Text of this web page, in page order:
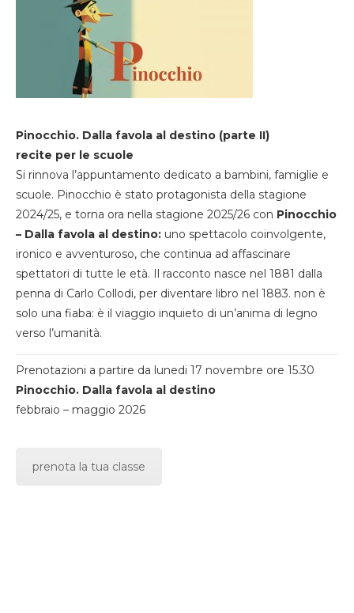
Pinocchio. Dalla favola al destino (parte II)
recite per le scuole
Si rinnova l’appuntamento dedicato a bambini, famiglie e
scuole. Pinocchio è stato protagonista della stagione
2024/25, e torna ora nella stagione 2025/26 con Pinocchio
– Dalla favola al destino: uno spettacolo coinvolgente,
ironico e avventuroso, che continua ad affascinare
spettatori di tutte le età. Il racconto nasce nel 1881 dalla
penna di Carlo Collodi, per diventare libro nel 1883. non è
solo una fiaba: è il viaggio inquieto di un’anima di legno
verso l’umanità.
Prenotazioni a partire da lunedi 17 novembre ore 15.30
Pinocchio. Dalla favola al destino
febbraio – maggio 2026
prenota la tua classe